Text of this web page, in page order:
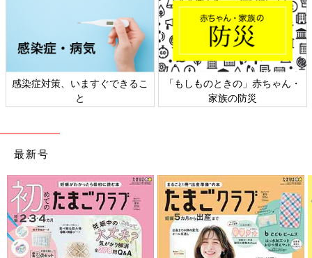
日本外来小児科学会リーフレッ
ト検討会
六星占術 細木かおりさんの人生
相談
最新号